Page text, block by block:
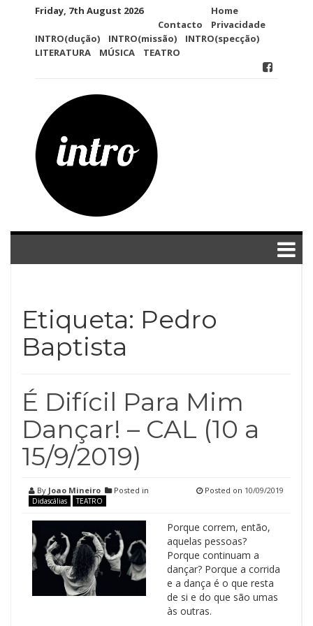
Friday, 7th August 2026
Contacto
Home
Privacidade
INTRO(dução)
INTRO(missão)
INTRO(specção)
LITERATURA
MÚSICA TEATRO
Etiqueta: Pedro
Baptista
É Difícil Para Mim
Dançar! – CAL (10 a
15/9/2019)
By Joao Mineiro Posted in
Didascálias TEATRO
Posted on 10/09/2019
Porque correm, então,
aquelas pessoas?
Porque continuam a
dançar? Porque a corrida
e a dança é o que resta
de si e do que são umas
às outras.